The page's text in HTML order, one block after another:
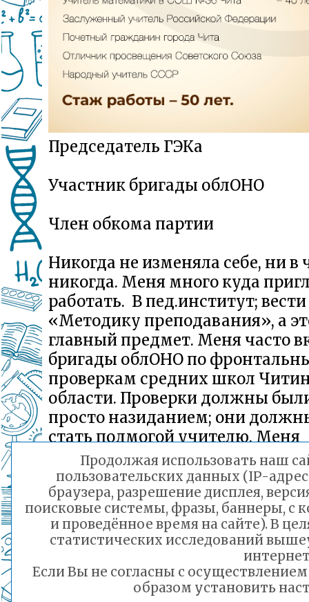
Председатель ГЭКа
Участник бригады облОНО
Член обкома партии
Никогда не изменяла себе, ни в
никогда. Меня много куда
работать. В пед.институт; вести
«Методику преподавания», а
главный предмет. Меня часто
бригады облОНО по
проверкам средних школ
области. Проверки должны
просто назиданием; они
стать подмогой учителю. Меня
приглашали работать там
оставалась верна профессии
первого дня, 1-го сентября
1-е сентября 2010-го года, 50
работала учителем
Но общественной работы тоже
Продолжая использовать наш
пользовательских данных (IP-
браузера, разрешение дисплея,
поисковые системы, фразы, баннеры, с
и проведённое время на сайте). В
статистических исследований
Если Вы не согласны с
образом установить